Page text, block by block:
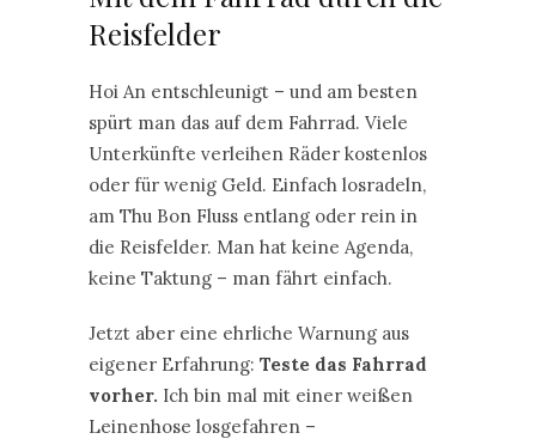
Reisfelder
Hoi An entschleunigt – und am besten
spürt man das auf dem Fahrrad. Viele
Unterkünfte verleihen Räder kostenlos
oder für wenig Geld. Einfach losradeln,
am Thu Bon Fluss entlang oder rein in
die Reisfelder. Man hat keine Agenda,
keine Taktung – man fährt einfach.
Jetzt aber eine ehrliche Warnung aus
eigener Erfahrung: Teste das Fahrrad
vorher. Ich bin mal mit einer weißen
Leinenhose losgefahren –